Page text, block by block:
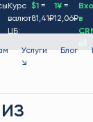
Курс
валют
ЦБ:
$1 =
81,41₽
1¥=
12,06₽в
Услуги
↘
Блог